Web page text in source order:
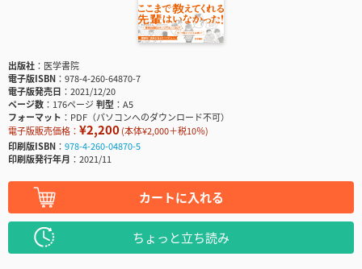
出版社
医学書院
電子版ISBN
978-4-260-64870-7
電子版発売日
2021/12/20
ページ数
176ページ判型
A5
フォーマット
PDF（パソコンへのダウンロード不可）
電子版販売価格： ¥2,200(本体¥2,000＋税10％)
印刷版ISBN
978-4-260-04870-5
印刷版発行年月
2021/11
カートに入れる
ちょっと立ち読み